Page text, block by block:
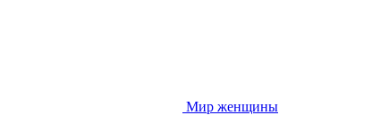
Мир женщины